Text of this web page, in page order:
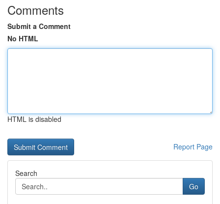
Comments
Submit a Comment
No HTML
HTML is disabled
Report Page
Search
Go